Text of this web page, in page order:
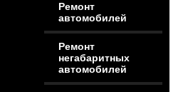
Ремонт
автомобилей
Ремонт
негабаритных
автомобилей